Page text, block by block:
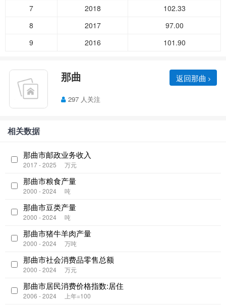
7
2018
102.33
8
2017
97.00
9
2016 101.90
那曲 返回那曲
297 人关注
相关数据
那曲市邮政业务收入
2017 - 2025 万元
那曲市粮食产量
2000 - 2024 吨
那曲市豆类产量
2000 - 2024 吨
那曲市猪牛羊肉产量
2000 - 2024 万吨
那曲市社会消费品零售总额
2000 - 2024 万元
那曲市居民消费价格指数:居住
2006 - 2024 上年=100